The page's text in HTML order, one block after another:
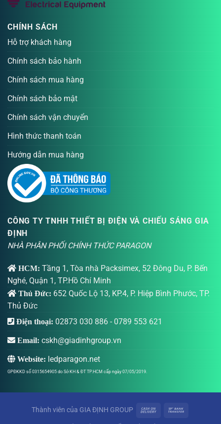
CHÍNH SÁCH
Hỗ trợ khách hàng
Chính sách bảo hành
Chính sách mua hàng
Chính sách bảo mật
Chính sách vận chuyển
Hình thức thanh toán
Hướng dẫn mua hàng
CÔNG TY TNHH THIẾT BỊ ĐIỆN VÀ CHIẾU SÁNG GIA
ĐỊNH
NHÀ PHÂN PHỐI CHÍNH THỨC PARAGON
HCM: Tầng 1, Tòa nhà Packsimex, 52 Đông Du, P. Bến
Nghé, Quận 1, TP.Hồ Chí Minh
Thủ Đức: 652 Quốc Lộ 13, KP.4, P. Hiệp Bình Phước, TP.
Thủ Đức
Điện thoại: 02873 030 886 - 0789 553 621
Email: cskh@giadinhgroup.vn
Website: ledparagon.net
GPĐKKD số 0315654905 do Sở KH & ĐT TP.HCM cấp ngày 07/05/2019.
Thành viên của GIA ĐỊNH GROUP